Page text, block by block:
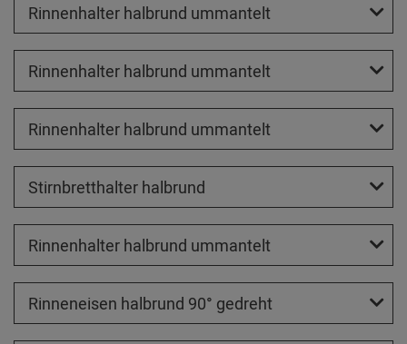
Rinnenhalter halbrund ummantelt
Rinnenhalter halbrund ummantelt
Rinnenhalter halbrund ummantelt
Stirnbretthalter halbrund
Rinnenhalter halbrund ummantelt
Rinneneisen halbrund 90° gedreht